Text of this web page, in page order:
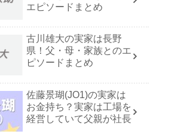
エピソードまとめ
古川雄大の実家は長野
県！父・母・家族とのエ
ピソードまとめ
佐藤景瑚(JO1)の実家は
お金持ち？実家は工場を
経営していて父親が社長